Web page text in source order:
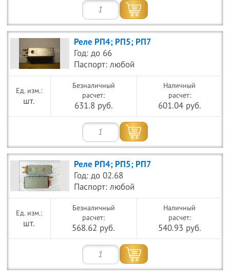
Реле РП4; РП5; РП7
Год: до 66
Паспорт: любой
шт.
Безналичный
расчет:
631.8 руб.
Наличный
расчет:
601.04 руб.
Реле РП4; РП5; РП7
Год: до 02.68
Паспорт: любой
шт.
Безналичный
расчет:
568.62 руб.
Наличный
расчет:
540.93 руб.